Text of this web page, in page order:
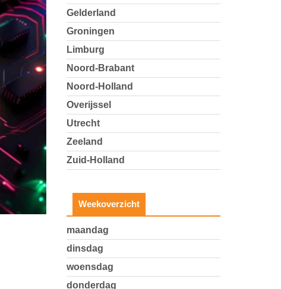
Gelderland
Groningen
Limburg
Noord-Brabant
Noord-Holland
Overijssel
Utrecht
Zeeland
Zuid-Holland
Weekoverzicht
maandag
dinsdag
woensdag
donderdag